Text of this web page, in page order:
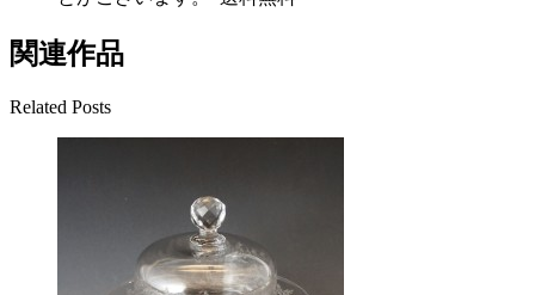
関連作品
Related Posts